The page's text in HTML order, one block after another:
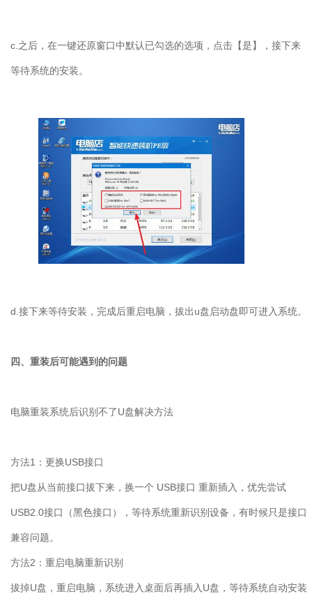
c. 之后，在一键还原窗口中默认已勾选的选项，点击【是】，接下来
等待系统的安装。
d.接下来等待安装，完成后重启电脑，拔出u盘启动盘即可进入系统。
四、重装后可能遇到的问题
电脑重装系统后识别不了U盘解决方法
方法1 ：更换USB接口
把U盘从当前接口拔下来，换一个 USB接口 重新插入，优先尝试
USB2.0接口（黑色接口），等待系统重新识别设备，有时候只是接口
兼容问题。
方法2 ：重启电脑重新识别
拔掉U盘，重启电脑，系统进入桌面后再插入U盘，等待系统自动安装